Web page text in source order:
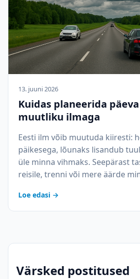
13. juuni 2026
Kuidas planeerida
muutliku ilmaga
Eesti ilm võib muutuda kiiresti:
päikesega, lõunaks lisandub
üle minna vihmaks. Seepärast
reisile, trenni või mere äärde
Loe edasi →
Värsked postitused